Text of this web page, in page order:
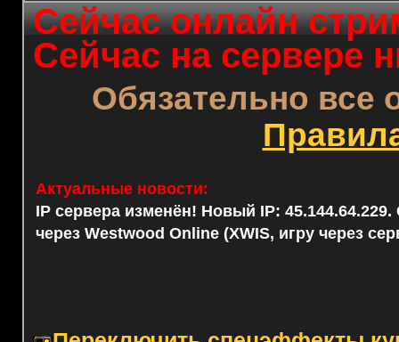
Сейчас онлайн
Сейчас на сервере
Обязательно все
Актуальные новости:
IP сервера изменён! Новый IP: 45.144.64.229.
через Westwood Online (XWIS, игру через